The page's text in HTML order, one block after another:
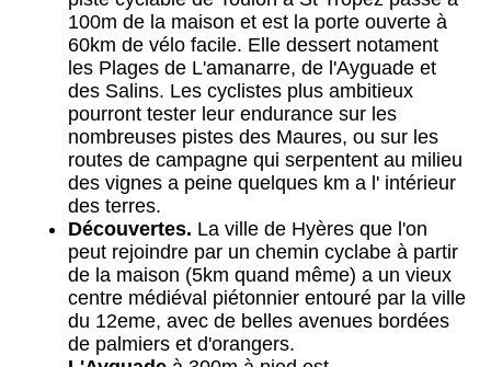
100m de la maison et est la porte ouverte à
60km de vélo facile. Elle dessert notament
les Plages de L'amanarre, de l'Ayguade et
des Salins. Les cyclistes plus ambitieux
pourront tester leur endurance sur les
nombreuses pistes des Maures, ou sur les
routes de campagne qui serpentent au milieu
des vignes a peine quelques km a l' intérieur
des terres.
Découvertes. La ville de Hyères que l'on
peut rejoindre par un chemin cyclabe à partir
de la maison (5km quand même) a un vieux
centre médiéval piétonnier entouré par la ville
du 12eme, avec de belles avenues bordées
de palmiers et d'orangers.